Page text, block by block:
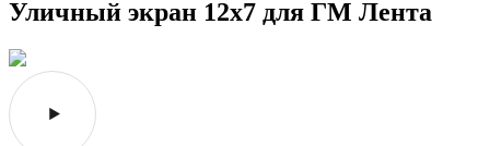
Уличный экран 12х7 для ГМ Лента